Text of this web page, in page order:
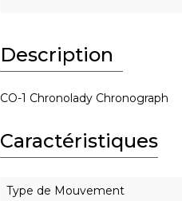
Description
CO-1 Chronolady Chronograph
Caractéristiques
Type de Mouvement